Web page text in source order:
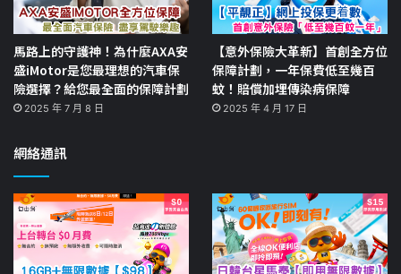
馬路上的守護神！為什麼AXA安
盛iMotor是您最理想的汽車保
險選擇？給您最全面的保障計劃
2025 年 7 月 8 日
【意外保險大革新】首創全方位
保障計劃，一年保費低至幾百
蚊！賠償加埋傳染病保障
2025 年 4 月 17 日
網絡通訊